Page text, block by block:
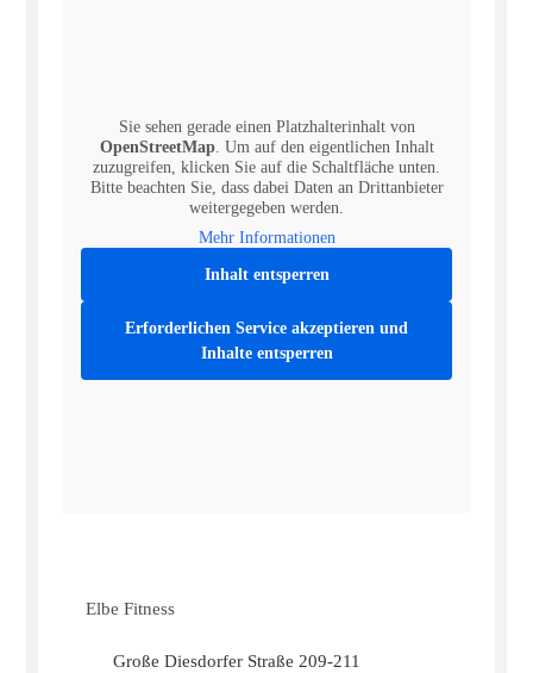
Sie sehen gerade einen Platzhalterinhalt von
OpenStreetMap. Um auf den eigentlichen Inhalt
zuzugreifen, klicken Sie auf die Schaltfläche unten.
Bitte beachten Sie, dass dabei Daten an Drittanbieter
weitergegeben werden.
Mehr Informationen
Inhalt entsperren
Erforderlichen Service akzeptieren und
Inhalte entsperren
Elbe Fitness
Große Diesdorfer Straße 209-211